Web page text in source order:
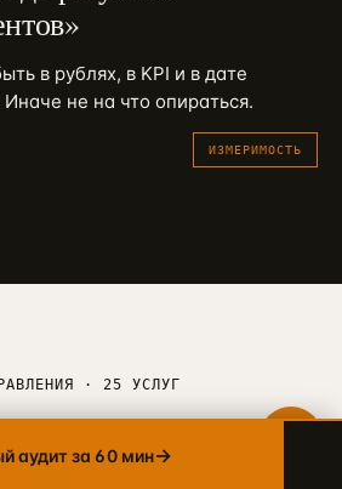
в рублях, в KPI и в дате
не на что опираться.
ИЗМЕРИМОСТЬ
· 25 УСЛУГ
75-58 · ОТВЕТИМ В ТЕЧЕНИЕ ЧАСА
456-75-58 · С 9 ДО 21 МСК
аудит за 60 мин→